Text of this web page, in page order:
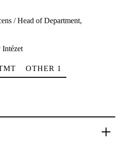
/ Head of Department,
Intézet
OTHER 1